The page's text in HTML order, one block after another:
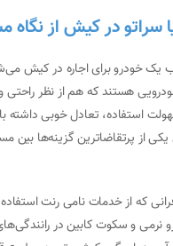
سراتو در کیش از نگاه
یک خودرو برای اجاره در کیش
هستند که هم از نظر راحتی
استفاده، تعادل خوبی داشته
از پرتقاضاترین گزینه‌ها بین
که از خدمات نامی رنت استفاده
نرمی و سکوت کابین در